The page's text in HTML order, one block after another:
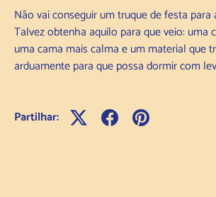
Não vai conseguir um truque de festa
Talvez obtenha aquilo para que veio: uma
uma cama mais calma e um material que
arduamente para que possa dormir com
Partilhar: